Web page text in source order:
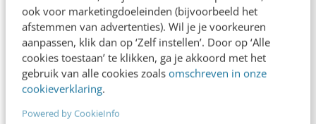
ook voor marketingdoeleinden (bijvoorbeeld het
afstemmen van advertenties). Wil je je voorkeuren
aanpassen, klik dan op ‘Zelf instellen’. Door op ‘Alle
cookies toestaan’ te klikken, ga je akkoord met het
gebruik van alle cookies zoals omschreven in onze
cookieverklaring.
Powered by CookieInfo
you psychologically, to put themselves in a
partnership, collaborative, cooperative state of
mind. And the research shows they then
become more supportive of your plan or idea
before they experience it.”